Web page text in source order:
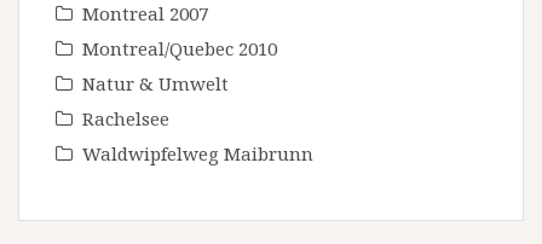
Montreal 2007
Montreal/Quebec 2010
Natur & Umwelt
Rachelsee
Waldwipfelweg Maibrunn